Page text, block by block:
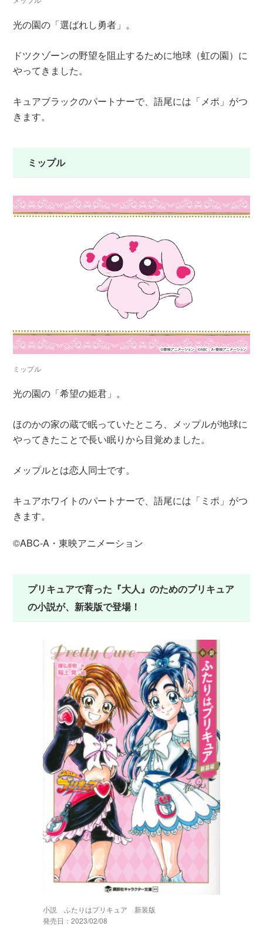
光の園の「選ばれし勇者」。
ドツクゾーンの野望を阻止するために地球（虹の園）に
やってきました。
キュアブラックのパートナーで、語尾には「メポ」がつ
きます。
ミップル
ミップル
光の園の「希望の姫君」。
ほのかの家の蔵で眠っていたところ、メップルが地球に
やってきたことで長い眠りから目覚めました。
メップルとは恋人同士です。
キュアホワイトのパートナーで、語尾には「ミポ」がつ
きます。
©ABC-A・東映アニメーション
プリキュアで育った『大人』のためのプリキュア
の小説が、新装版で登場！
小説 ふたりはプリキュア 新装版
発売日：2023/02/08